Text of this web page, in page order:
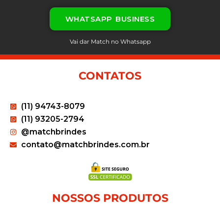
WHATSAPP BUSINESS
Vai dar Match no Whatsapp
CONTATOS
(11) 94743-8079
(11) 93205-2794
@matchbrindes
contato@matchbrindes.com.br
NOSSOS PRODUTOS